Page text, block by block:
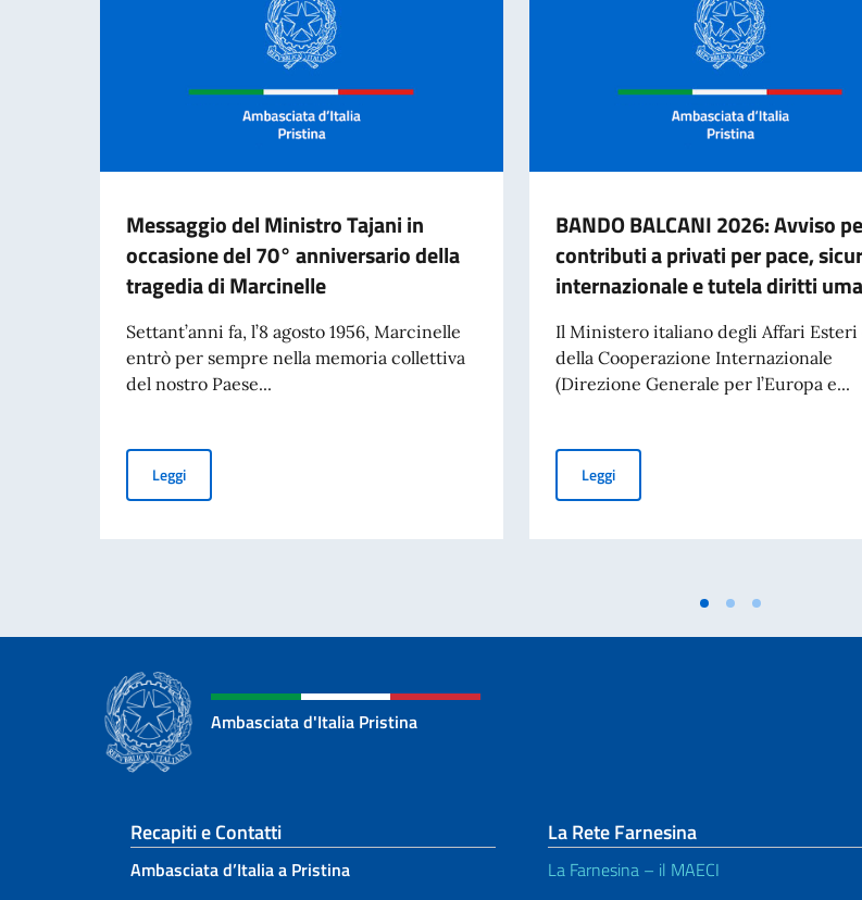
Messaggio del Ministro Tajani in
occasione del 70° anniversario della
tragedia di Marcinelle
Settant’anni fa, l’8 agosto 1956, Marcinelle
entrò per sempre nella memoria collettiva
del nostro Paese...
LeggiMessaggio del Ministro Tajani in occasione del 70° anniversario della tragedia di Marcinelle
BANDO BALCANI 2026: Avviso
contributi a privati per pace,
internazionale e tutela diritti
Il Ministero italiano degli Affari Esteri
della Cooperazione Internazionale
(Direzione Generale per l’Europa e...
LeggiBANDO BALCANI 2026: Avviso per
Ambasciata d'Italia Pristina
Sezione footer
Recapiti e Contatti
Ambasciata d’Italia a Pristina
La Rete Farnesina
La Farnesina – il MAECI